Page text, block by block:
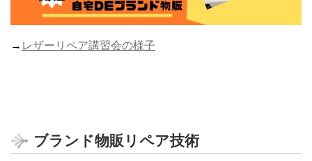
→ レザーリペア講習会の様子
ブランド物販リペア技術